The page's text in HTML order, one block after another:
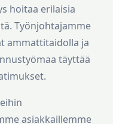
hoitaa erilaisia
Työnjohtajamme
ammattitaidolla ja
täyttää
asiakkaillemme